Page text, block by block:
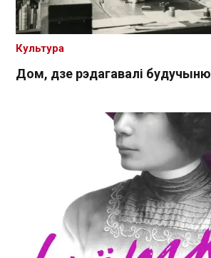
Дом, дзе рэдагавалі будучыню
Культура